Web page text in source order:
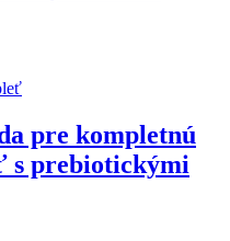
pre kompletnú
s prebiotickými